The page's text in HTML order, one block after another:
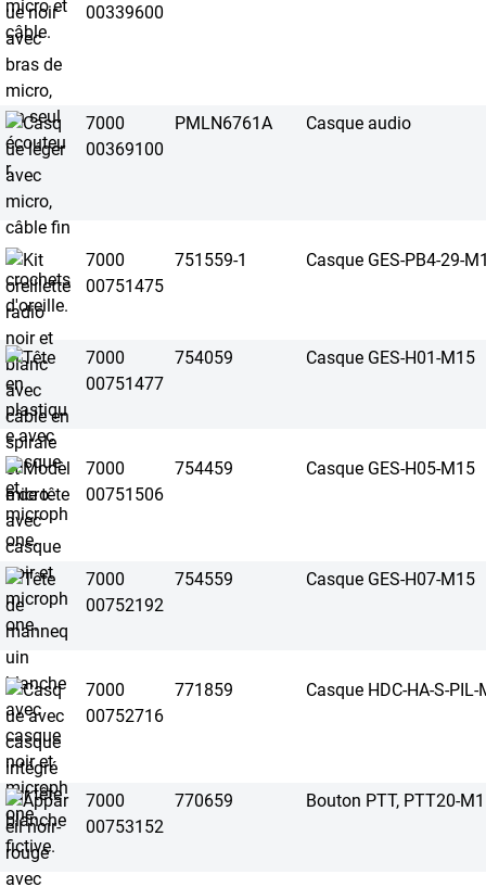
00339600
7000
00369100
PMLN6761A Casque audio
7000
00751475
751559-1 Casque GES-PB4-29-
7000
00751477
754059 Casque GES-H01-M15
7000
00751506
754459 Casque GES-H05-M15
7000
00752192
754559 Casque GES-H07-M15
7000
00752716
771859 Casque HDC-HA-S-PIL-
7000
00753152
770659 Bouton PTT, PTT20-